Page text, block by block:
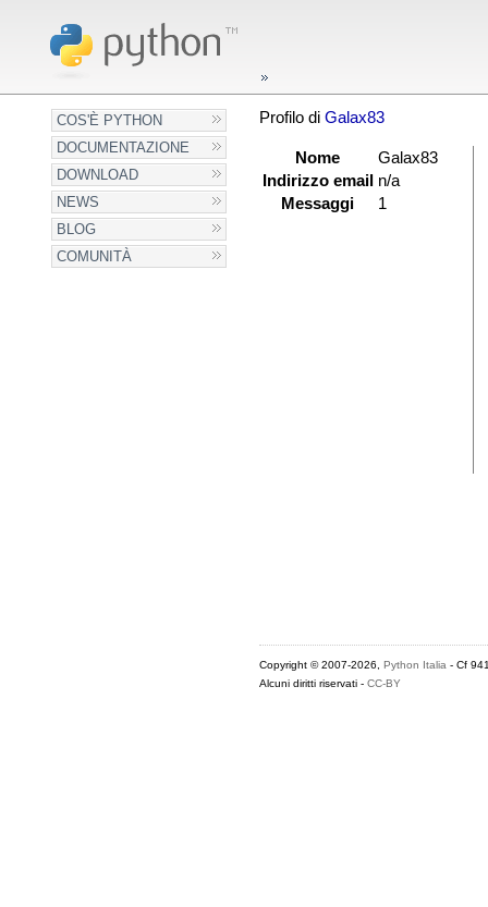
COS'È PYTHON
DOCUMENTAZIONE
DOWNLOAD
NEWS
BLOG
COMUNITÀ
Profilo di Galax83
Nome
Galax83
Indirizzo email n/a
Messaggi
1
Copyright © 2007-2026, Python Italia - Cf
Alcuni diritti riservati - CC-BY